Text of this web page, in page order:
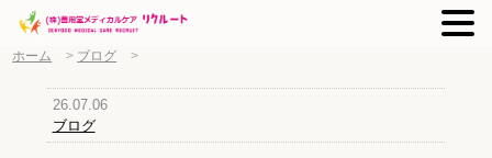
ホーム > ブログ >
26.07.06
ブログ